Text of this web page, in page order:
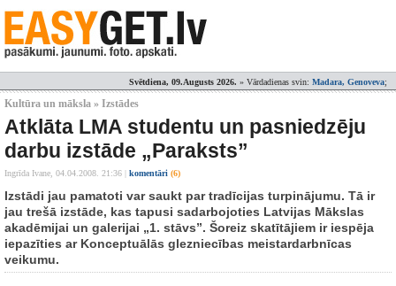
Svētdiena, 09.Augusts 2026. » Vārdadienas svin: Madara, Genoveva;
Kultūra un māksla » Izstādes
Atklāta LMA studentu un pasniedzēju
darbu izstāde „Paraksts”
Ingrīda Ivane, 04.04.2008. 21:36 komentāri (6)
Izstādi jau pamatoti var saukt par tradīcijas turpinājumu. Tā ir
jau trešā izstāde, kas tapusi sadarbojoties Latvijas Mākslas
akadēmijai un galerijai „1. stāvs”. Šoreiz skatītājiem ir iespēja
iepazīties ar Konceptuālās glezniecības meistardarbnīcas
veikumu.